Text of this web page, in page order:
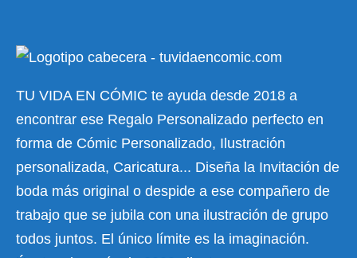
TU VIDA EN CÓMIC te ayuda desde 2018 a
encontrar ese Regalo Personalizado perfecto en
forma de Cómic Personalizado, Ilustración
personalizada, Caricatura... Diseña la Invitación de
boda más original o despide a ese compañero de
trabajo que se jubila con una ilustración de grupo
todos juntos. El único límite es la imaginación.